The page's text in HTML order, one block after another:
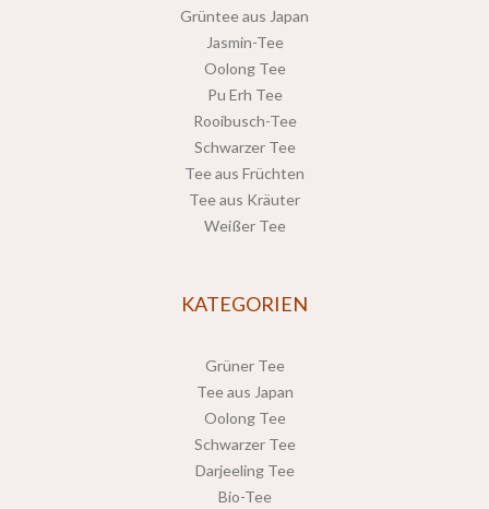
Grüntee aus Japan
Jasmin-Tee
Oolong Tee
Pu Erh Tee
Rooibusch-Tee
Schwarzer Tee
Tee aus Früchten
Tee aus Kräuter
Weißer Tee
KATEGORIEN
Grüner Tee
Tee aus Japan
Oolong Tee
Schwarzer Tee
Darjeeling Tee
Bio-Tee